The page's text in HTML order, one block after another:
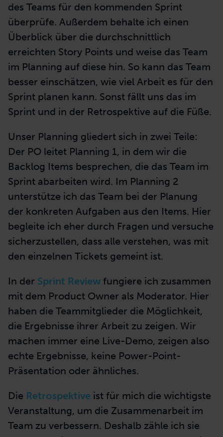
des Teams für den kommenden Sprint
überprüfe. Außerdem behalte ich einen
Überblick über die durchschnittlich
erreichten Story Points und weise das Team
im Planning auf diese hin. So kann das Team
besser einschätzen, wie viel Arbeit es für den
Sprint planen kann. Sonst fällt uns das im
Sprint und in der Retrospektive auf die Füße.
Unser Planning gliedert sich in zwei Teile:
Der PO leitet Planning 1, in dem wir die
Backlog Items besprechen, die das Team im
Sprint abarbeiten wird. Im Planning 2
unterstütze ich das Team bei der Planung
der konkreten Aufgaben aus den Items. Hier
begleite ich eher durch Fragen und versuche
sicherzustellen, dass alle verstehen, was mit
den einzelnen Tickets gemeint ist.
In der Sprint Review fungiere ich zusammen
mit dem Product Owner als Moderator. Hier
haben die Teammitglieder die Möglichkeit,
die Ergebnisse ihrer Arbeit zu zeigen. Wir
machen immer eine Live-Demo, zeigen also
echte Ergebnisse, keine Power-Point-
Präsentation oder ähnliches.
Die Retrospektive ist für mich die wichtigste
Veranstaltung, um die Zusammenarbeit im
Team zu verbessern. Deshalb zähle ich sie